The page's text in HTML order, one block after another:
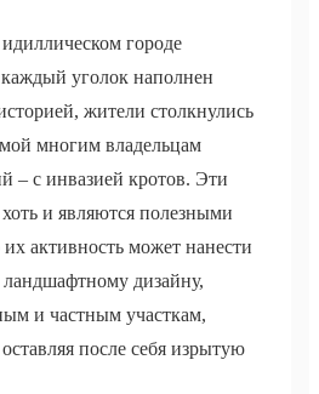
городе
уголок наполнен
жители столкнулись
многим владельцам
– с инвазией кротов. Эти
и являются полезными
активность может нанести
дизайну,
и частным участкам,
после себя изрытую